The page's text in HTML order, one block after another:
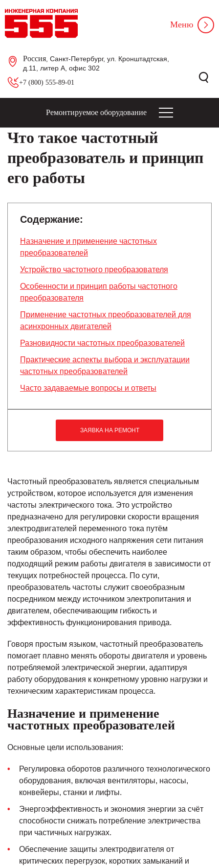
Россия , Санкт-Петербург, ул. Кронштадтская,
д.11, литер А, офис 302
+7 (800) 555-89-01
Меню
Ремонтируемое оборудование
Что такое частотный
преобразователь и принцип
его работы
Содержание:
Назначение и применение частотных
преобразователей
Устройство частотного преобразователя
Особенности и принцип работы частотного
преобразователя
Применение частотных преобразователей для
асинхронных двигателей
Разновидности частотных преобразователей
Практические аспекты выбора и эксплуатации
частотных преобразователей
Часто задаваемые вопросы и ответы
ЗАЯВКА НА РЕМОНТ
Частотный преобразователь является специальным
устройством, которое используется для изменения
частоты электрического тока. Это устройство
предназначено для регулировки скорости вращения
электродвигателей переменного тока путём
преобразования исходного напряжения сети питания
таким образом, чтобы обеспечить наиболее
подходящий режим работы двигателя в зависимости от
текущих потребностей процесса. По сути,
преобразователь частоты служит своеобразным
посредником между источником электропитания и
двигателем, обеспечивающим гибкость и
эффективность функционирования привода.
Говоря простым языком, частотный преобразователь
помогает плавно менять обороты двигателя и уровень
потребляемой электрической энергии, адаптируя
работу оборудования к конкретному уровню нагрузки и
техническим характеристикам процесса.
Назначение и применение
частотных преобразователей
Основные цели использования:
Регулировка оборотов различного технологического
оборудования, включая вентиляторы, насосы,
конвейеры, станки и лифты.
Энергоэффективность и экономия энергии за счёт
способности снижать потребление электричества
при частичных нагрузках.
Обеспечение защиты электродвигателя от
критических перегрузок, коротких замыканий и